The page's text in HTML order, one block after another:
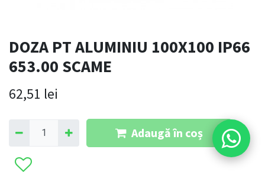
DOZA PT ALUMINIU 100X100 IP66
653.00 SCAME
62,51 lei
Adaugă în coș